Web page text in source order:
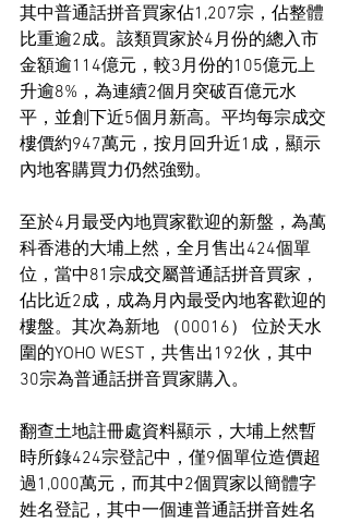
其中普通話拼音買家佔1,207宗，佔整體
比重逾2成。該類買家於4月份的總入市
金額逾114億元，較3月份的105億元上
升逾8%，為連續2個月突破百億元水
平，並創下近5個月新高。平均每宗成交
樓價約947萬元，按月回升近1成，顯示
內地客購買力仍然強勁。
至於4月最受內地買家歡迎的新盤，為萬
科香港的大埔上然，全月售出424個單
位，當中81宗成交屬普通話拼音買家，
佔比近2成，成為月內最受內地客歡迎的
樓盤。其次為新地 （00016） 位於天水
圍的YOHO WEST，共售出192伙，其中
30宗為普通話拼音買家購入。
翻查土地註冊處資料顯示，大埔上然暫
時所錄424宗登記中，僅9個單位造價超
過1,000萬元，而其中2個買家以簡體字
姓名登記，其中一個連普通話拼音姓名